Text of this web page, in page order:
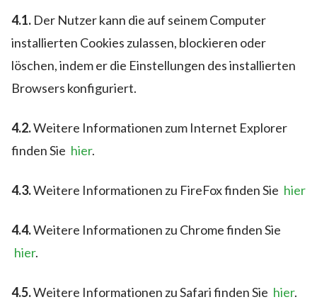
4.1. Der Nutzer kann die auf seinem Computer
installierten Cookies zulassen, blockieren oder
löschen, indem er die Einstellungen des installierten
Browsers konfiguriert.
4.2.Weitere Informationen zum Internet Explorer
finden Sie hier.
4.3.Weitere Informationen zu FireFox finden Sie hier
4.4.Weitere Informationen zu Chrome finden Sie
hier.
4.5.Weitere Informationen zu Safari finden Sie hier.